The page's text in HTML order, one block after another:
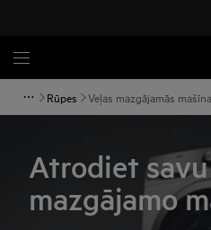
Rūpes Veļas mazgājamās
Atrodiet
mazgājamo